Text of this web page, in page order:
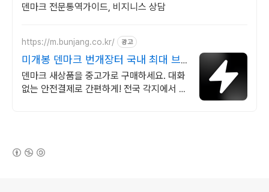
덴마크 전문통역가이드, 비지니스 상담
https://m.bunjang.co.kr/ 광고
미개봉 덴마크 번개장터 국내 최대 브
랜드 중고거래
덴마크 새상품을 중고가로 구매하세요. 대화
없는 안전결제로 간편하게! 전국 각지에서 올